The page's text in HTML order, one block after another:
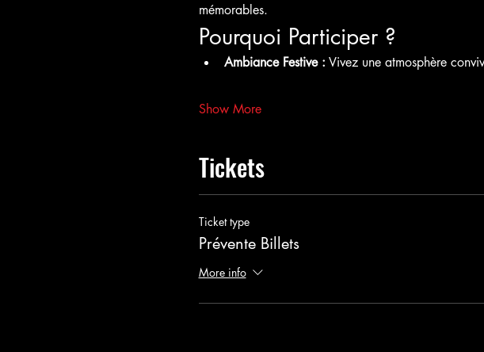
mémorables.
Pourquoi Participer ?
Ambiance Festive : Vivez une atmosphère
Show More
Tickets
Ticket type
Prévente Billets
More info